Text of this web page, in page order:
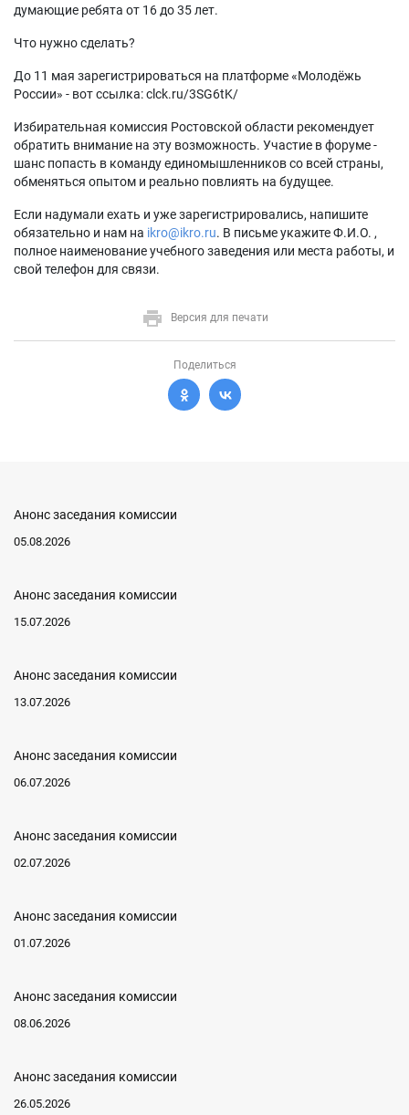
думающие ребята от 16 до 35 лет.
Что нужно сделать?
До 11 мая зарегистрироваться на платформе «Молодёжь
России» - вот ссылка: clck.ru/3SG6tK/
Избирательная комиссия Ростовской области рекомендует
обратить внимание на эту возможность. Участие в форуме -
шанс попасть в команду единомышленников со всей страны,
обменяться опытом и реально повлиять на будущее.
Если надумали ехать и уже зарегистрировались, напишите
обязательно и нам на ikro@ikro.ru. В письме укажите Ф.И.О. ,
полное наименование учебного заведения или места работы, и
свой телефон для связи.
Версия для печати
Поделиться
Анонс заседания комиссии
05.08.2026
Анонс заседания комиссии
15.07.2026
Анонс заседания комиссии
13.07.2026
Анонс заседания комиссии
06.07.2026
Анонс заседания комиссии
02.07.2026
Анонс заседания комиссии
01.07.2026
Анонс заседания комиссии
08.06.2026
Анонс заседания комиссии
26.05.2026